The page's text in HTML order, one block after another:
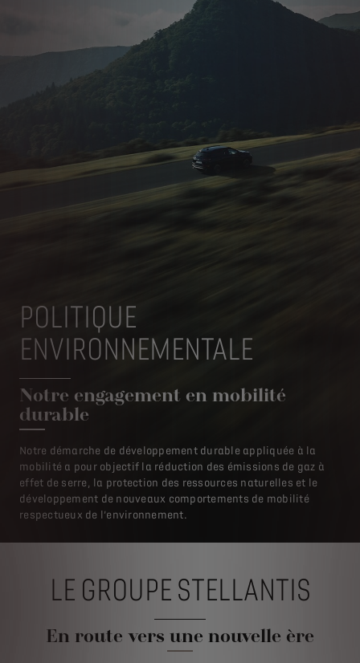
POLITIQUE
ENVIRONNEMENTALE
Notre engagement en mobilité
durable
Notre démarche de développement durable appliquée à la
mobilité a pour objectif la réduction des émissions de gaz à
effet de serre, la protection des ressources naturelles et le
développement de nouveaux comportements de mobilité
respectueux de l’environnement.
LE GROUPE STELLANTIS
En route vers une nouvelle ère